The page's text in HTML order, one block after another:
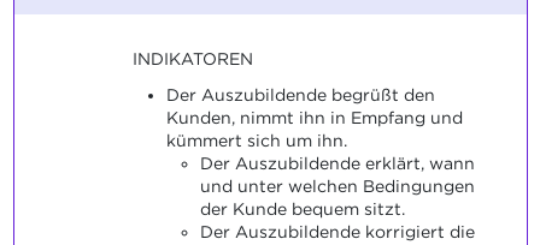
INDIKATOREN
Der Auszubildende begrüßt den
Kunden, nimmt ihn in Empfang und
kümmert sich um ihn.
Der Auszubildende erklärt, wann
und unter welchen Bedingungen
der Kunde bequem sitzt.
Der Auszubildende korrigiert die